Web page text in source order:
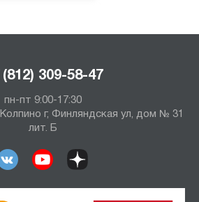
(812) 309-58-47
пн-пт 9:00-17:30
г, Финляндская ул, дом № 31
лит. Б